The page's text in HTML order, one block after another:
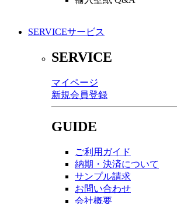
SERVICEサービス
SERVICE
マイページ
新規会員登録
GUIDE
ご利用ガイド
納期・決済について
サンプル請求
お問い合わせ
会社概要